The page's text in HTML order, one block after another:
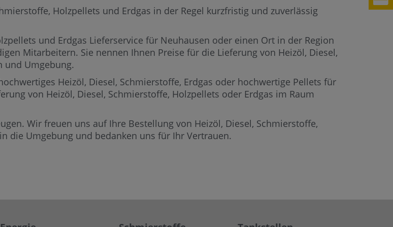
Holzpellets und Erdgas in der Regel kurzfristig und zuverlässig
und Erdgas Lieferservice für Neuhausen oder einen Ort in der Region
Mitarbeitern. Sie nennen Ihnen Preise für die Lieferung von Heizöl, Diesel,
und Umgebung.
Heizöl, Diesel, Schmierstoffe, Erdgas oder hochwertige Pellets für
von Heizöl, Diesel, Schmierstoffe, Holzpellets oder Erdgas im Raum
Wir freuen uns auf Ihre Bestellung von Heizöl, Diesel, Schmierstoffe,
die Umgebung und bedanken uns für Ihr Vertrauen.